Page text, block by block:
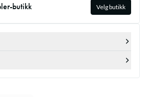
butikk Velg butikk